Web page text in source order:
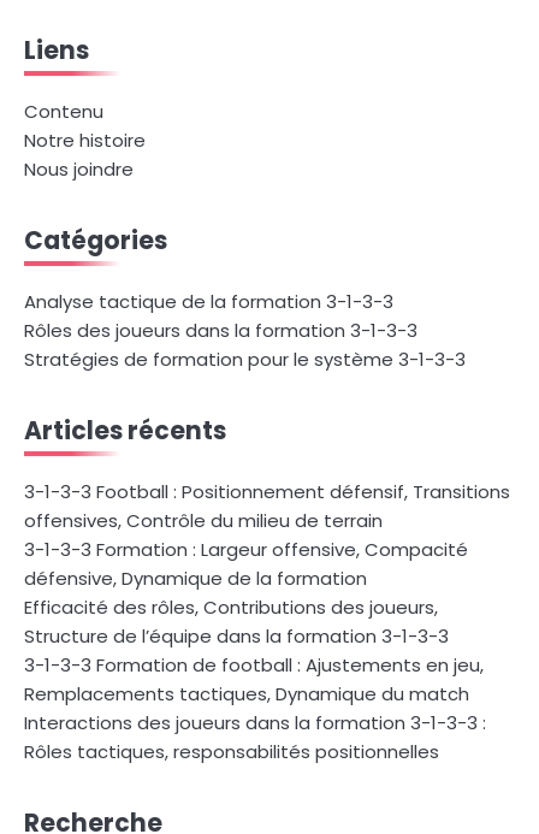
Liens
Contenu
Notre histoire
Nous joindre
Catégories
Analyse tactique de la formation 3-1-3-3
Rôles des joueurs dans la formation 3-1-3-3
Stratégies de formation pour le système 3-1-3-3
Articles récents
3-1-3-3 Football : Positionnement défensif, Transitions
offensives, Contrôle du milieu de terrain
3-1-3-3 Formation : Largeur offensive, Compacité
défensive, Dynamique de la formation
Efficacité des rôles, Contributions des joueurs,
Structure de l’équipe dans la formation 3-1-3-3
3-1-3-3 Formation de football : Ajustements en jeu,
Remplacements tactiques, Dynamique du match
Interactions des joueurs dans la formation 3-1-3-3 :
Rôles tactiques, responsabilités positionnelles
Recherche